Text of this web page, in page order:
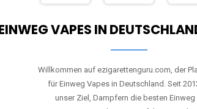
VAPES IN
Willkommen auf ezigarettenguru.com, der
für Einweg Vapes in Deutschland. Seit
unser Ziel, Dampfern die besten Einweg